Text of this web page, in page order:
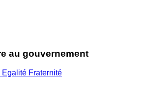
au gouvernement